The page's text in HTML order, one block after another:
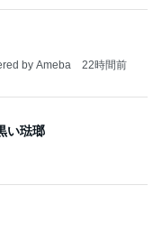
by Ameba 22時間前
い琺瑯